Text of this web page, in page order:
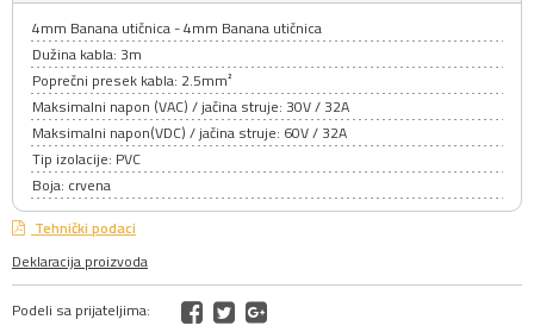
4mm Banana utičnica - 4mm Banana utičnica
Dužina kabla: 3m
Poprečni presek kabla: 2.5mm²
Maksimalni napon (VAC) / jačina struje: 30V / 32A
Maksimalni napon(VDC) / jačina struje: 60V / 32A
Tip izolacije: PVC
Boja: crvena
Tehnički podaci
Deklaracija proizvoda
Podeli sa prijateljima: